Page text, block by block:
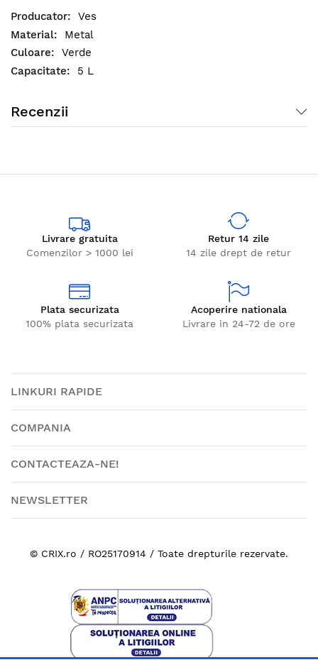
Ves
Metal
Verde
5 L
Recenzii
Livrare gratuita
Comenzilor > 1000 lei
Retur 14 zile
14 zile drept de retur
Plata securizata
100% plata securizata
Acoperire nationala
Livrare in 24-72 de ore
LINKURI RAPIDE
COMPANIA
CONTACTEAZA-NE!
NEWSLETTER
© CRIX.ro / RO25170914 / Toate drepturile rezervate.